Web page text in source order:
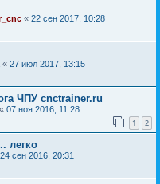
« 22 сен 2017, 10:28
« 27 июл 2017, 13:15
ЧПУ cnctrainer.ru
« 07 ноя 2016, 11:28
1 2
легко
24 сен 2016, 20:31